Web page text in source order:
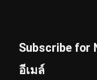
Subscribe for
อีเมล์